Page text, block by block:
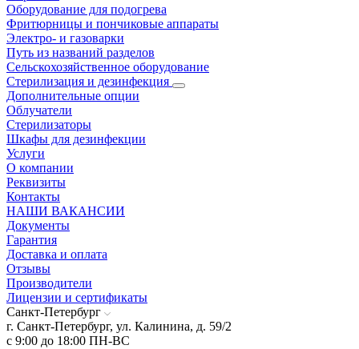
Оборудование для подогрева
Фритюрницы и пончиковые аппараты
Электро- и газоварки
Путь из названий разделов
Сельскохозяйственное оборудование
Стерилизация и дезинфекция
Дополнительные опции
Облучатели
Стерилизаторы
Шкафы для дезинфекции
Услуги
О компании
Реквизиты
Контакты
НАШИ ВАКАНСИИ
Документы
Гарантия
Доставка и оплата
Отзывы
Производители
Лицензии и сертификаты
Санкт-Петербург
г. Санкт-Петербург, ул. Калинина, д. 59/2
с 9:00 до 18:00 ПН-ВС